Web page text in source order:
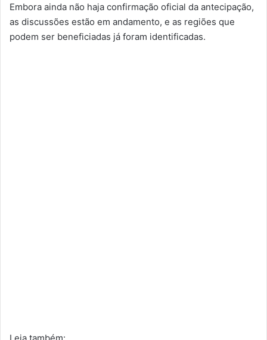
Embora ainda não haja confirmação oficial da antecipação,
as discussões estão em andamento, e as regiões que
podem ser beneficiadas já foram identificadas.